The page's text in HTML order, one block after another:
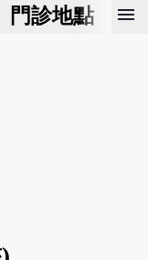
門診地點 預
menu